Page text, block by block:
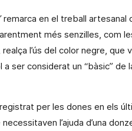
remarca en el treball artesanal
més senzilles, com
realça l’ús del color negre, que
ser considerat un “bàsic” de
registrat per les dones en els
necessitaven l’ajuda d’una